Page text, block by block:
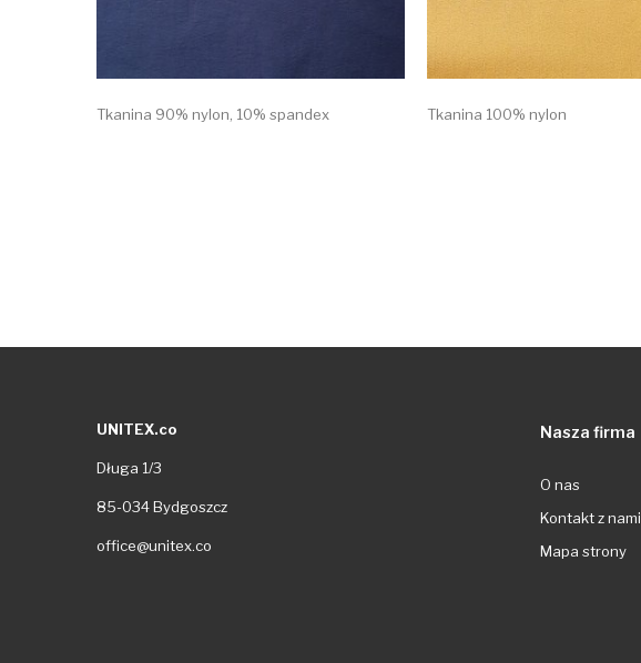
Tkanina 90% nylon, 10% spandex Tkanina 100% nylon
UNITEX.co
Długa 1/3
85-034 Bydgoszcz
office@unitex.co
Nasza firma
O nas
Kontakt z nami
Mapa strony